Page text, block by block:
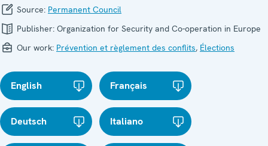
Source: Permanent Council
Publisher: Organization for Security and Co-operation in Europe
Our work: Prévention et règlement des conflits, Élections
English Français
Deutsch Italiano